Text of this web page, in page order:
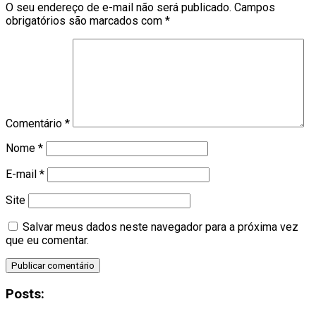
O seu endereço de e-mail não será publicado. Campos
obrigatórios são marcados com *
Comentário *
Nome *
E-mail *
Site
Salvar meus dados neste navegador para a próxima vez
que eu comentar.
Posts: